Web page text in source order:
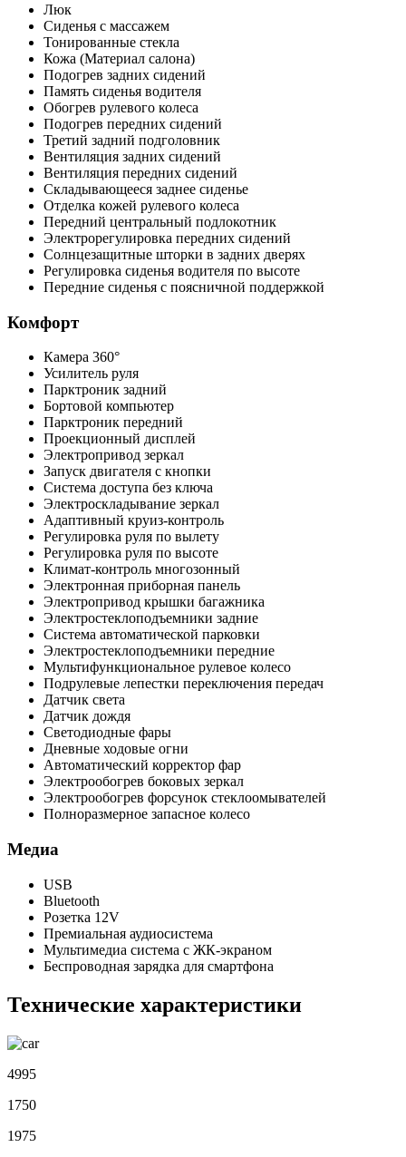
Люк
Сиденья с массажем
Тонированные стекла
Кожа (Материал салона)
Подогрев задних сидений
Память сиденья водителя
Обогрев рулевого колеса
Подогрев передних сидений
Третий задний подголовник
Вентиляция задних сидений
Вентиляция передних сидений
Складывающееся заднее сиденье
Отделка кожей рулевого колеса
Передний центральный подлокотник
Электрорегулировка передних сидений
Солнцезащитные шторки в задних дверях
Регулировка сиденья водителя по высоте
Передние сиденья с поясничной поддержкой
Комфорт
Камера 360°
Усилитель руля
Парктроник задний
Бортовой компьютер
Парктроник передний
Проекционный дисплей
Электропривод зеркал
Запуск двигателя с кнопки
Система доступа без ключа
Электроскладывание зеркал
Адаптивный круиз-контроль
Регулировка руля по вылету
Регулировка руля по высоте
Климат-контроль многозонный
Электронная приборная панель
Электропривод крышки багажника
Электростеклоподъемники задние
Система автоматической парковки
Электростеклоподъемники передние
Мультифункциональное рулевое колесо
Подрулевые лепестки переключения передач
Датчик света
Датчик дождя
Светодиодные фары
Дневные ходовые огни
Автоматический корректор фар
Электрообогрев боковых зеркал
Электрообогрев форсунок стеклоомывателей
Полноразмерное запасное колесо
Медиа
USB
Bluetooth
Розетка 12V
Премиальная аудиосистема
Мультимедиа система с ЖК-экраном
Беспроводная зарядка для смартфона
Технические характеристики
4995
1750
1975